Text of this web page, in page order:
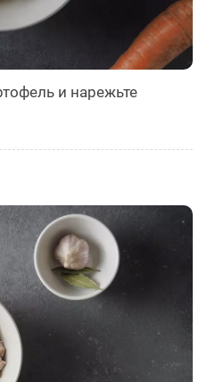
и нарежьте